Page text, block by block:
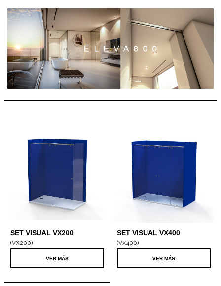
SET VISUAL VX200
ANGULAR COMPLETO
(VX200)
VER MÁS
SET VISUAL VX400
COMPLETO
(VX400)
VER MÁS